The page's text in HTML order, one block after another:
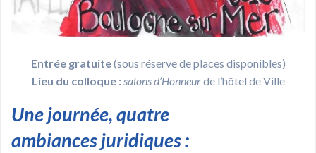
Entrée gratuite(sous réserve de places disponibles)
Lieu du colloque :salons d’Honneurde l’hôtel de Ville
Une journée, quatre
ambiances juridiques :